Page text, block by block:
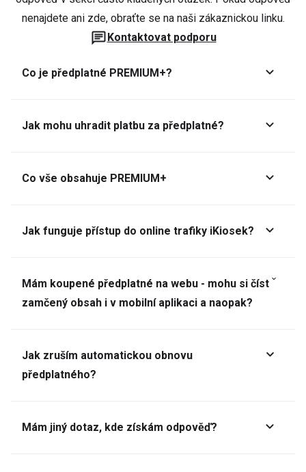
nenajdete ani zde, obraťte se na naši zákaznickou linku.
Kontaktovat podporu
Co je předplatné PREMIUM+?
Jak mohu uhradit platbu za předplatné?
Co vše obsahuje PREMIUM+
Jak funguje přístup do online trafiky iKiosek?
Mám koupené předplatné na webu - mohu si číst
zamčený obsah i v mobilní aplikaci a naopak?
Jak zruším automatickou obnovu
předplatného?
Mám jiný dotaz, kde získám odpověď?